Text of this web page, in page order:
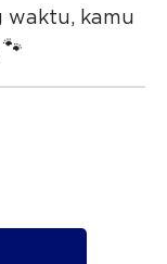
waktu, kamu
🐾